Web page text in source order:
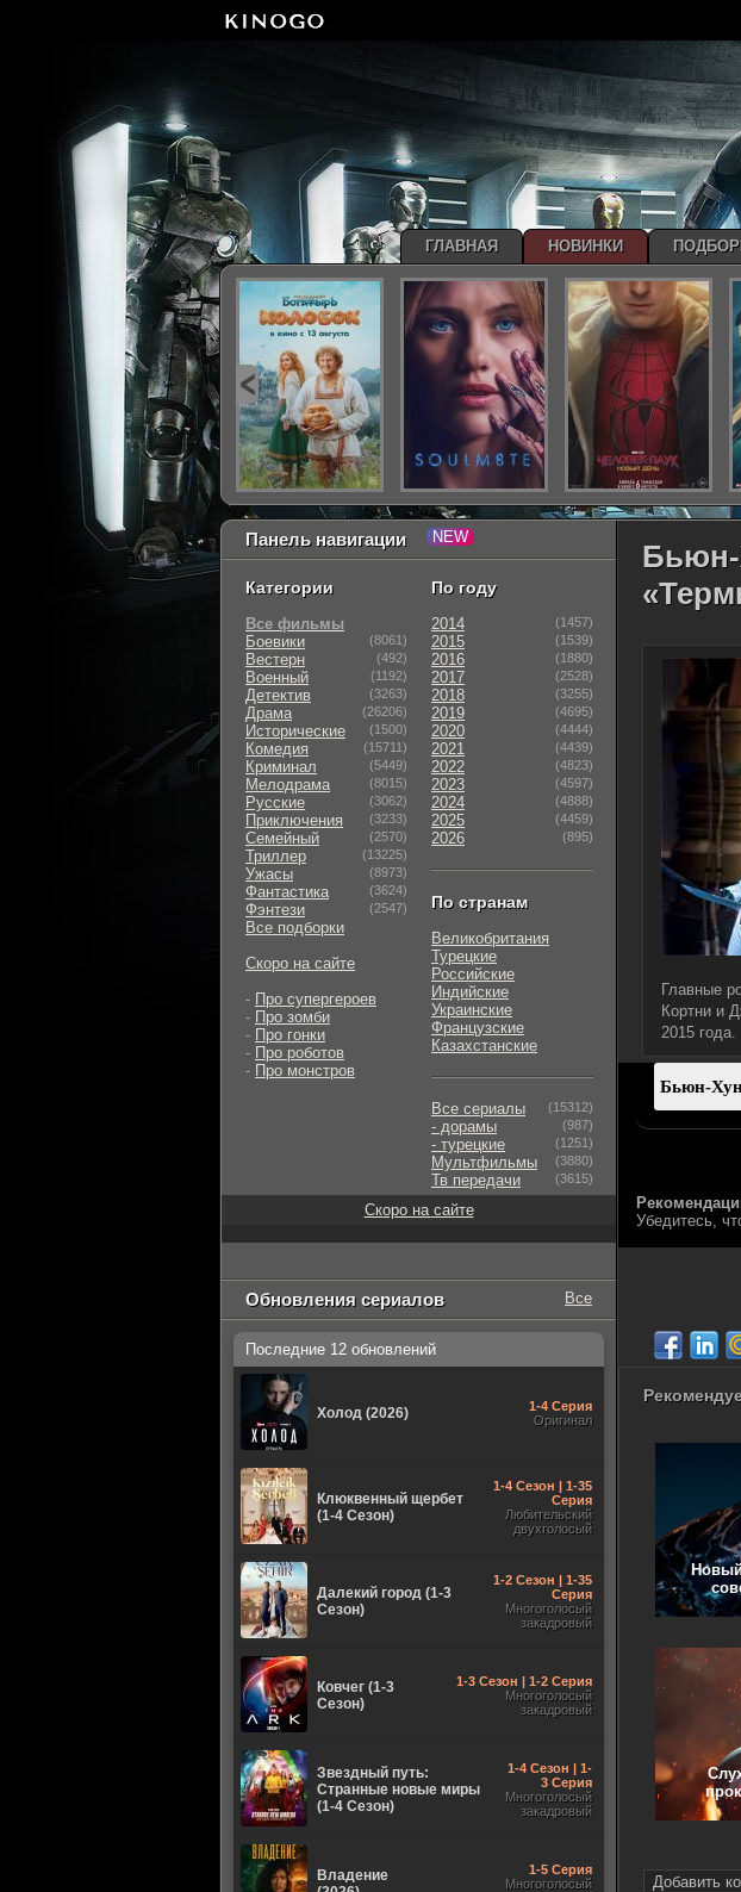
Бьюн-
Главные
Кортни и
2015 года.
Убедитесь,
Добавить
Панель навигации
Категории
Все фильмы
Боевики
(8061)
Вестерн (492)
Военный (1192)
Детектив (3263)
Драма (26206)
Исторические (1500)
Комедия (15711)
Криминал (5449)
Мелодрама (8015)
Русские (3062)
Приключения (3233)
Семейный (2570)
Триллер (13225)
Ужасы (8973)
Фантастика (3624)
Фэнтези (2547)
Все подборки
Скоро на сайте
- Про супергероев
- Про зомби
- Про гонки
- Про роботов
- Про монстров
По году
2014 (1457)
2015 (1539)
2016 (1880)
2017 (2528)
2018 (3255)
2019 (4695)
2020 (4444)
2021 (4439)
2022 (4823)
2023 (4597)
2024 (4888)
2025 (4459)
2026 (895)
По странам
Великобритания
Турецкие
Российские
Индийские
Украинские
Французские
Казахстанские
Все сериалы (15312)
- дорамы (987)
- турецкие (1251)
Мультфильмы (3880)
Тв передачи (3615)
Скоро на сайте
Обновления сериалов Все
Последние 12 обновлений
Холод (2026)
1-4 Серия
Оригинал
Клюквенный щербет
(1-4 Сезон)
1-4 Сезон | 1-35
Серия
Любительский
двухголосый
Далекий город (1-3
Сезон)
1-2 Сезон | 1-35
Серия
Многоголосый
закадровый
Ковчег (1-3
Сезон)
1-3 Сезон | 1-2 Серия
Многоголосый
закадровый
Звездный путь:
Странные новые миры
(1-4 Сезон)
1-4 Сезон | 1-
3 Серия
Многоголосый
закадровый
Владение
1-5 Серия
Многоголосый
ГЛАВНАЯ НОВИНКИ